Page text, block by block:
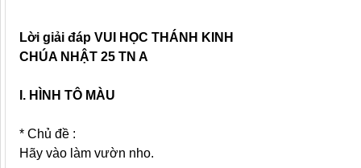
Lời giải đáp VUI HỌC THÁNH KINH
CHÚA NHẬT 25 TN A
I. HÌNH TÔ MÀU
* Chủ đề :
Hãy vào làm vườn nho.